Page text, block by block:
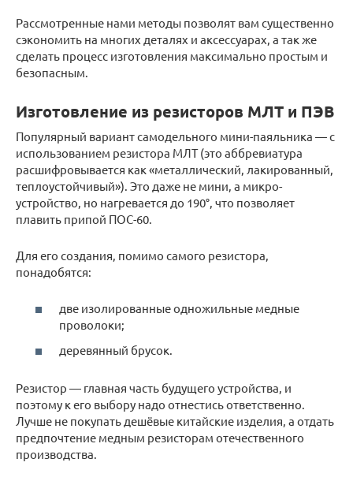
Рассмотренные нами методы позволят вам существенно
сэкономить на многих деталях и аксессуарах, а так же
сделать процесс изготовления максимально простым и
безопасным.
Изготовление из резисторов МЛТ и ПЭВ
Популярный вариант самодельного мини-паяльника — с
использованием резистора МЛТ (это аббревиатура
расшифровывается как «металлический, лакированный,
теплоустойчивый»). Это даже не мини, а микро-
устройство, но нагревается до 190°, что позволяет
плавить припой ПОС-60.
Для его создания, помимо самого резистора,
понадобятся:
две изолированные одножильные медные
проволоки;
деревянный брусок.
Резистор — главная часть будущего устройства, и
поэтому к его выбору надо отнестись ответственно.
Лучше не покупать дешёвые китайские изделия, а отдать
предпочтение медным резисторам отечественного
производства.